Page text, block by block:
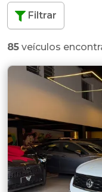
Filtrar
85 veículos